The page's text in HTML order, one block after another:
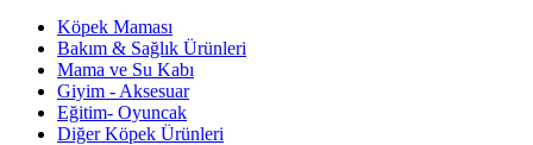
Köpek Maması
Bakım & Sağlık Ürünleri
Mama ve Su Kabı
Giyim - Aksesuar
Eğitim- Oyuncak
Diğer Köpek Ürünleri